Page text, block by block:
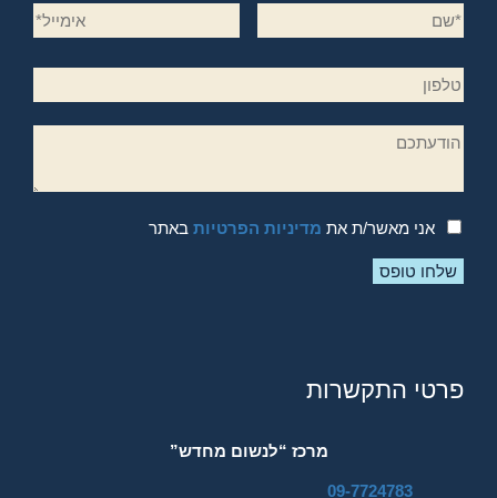
אני מאשר/ת אתמדיניות הפרטיותבאתר
פרטי התקשרות
מרכז “לנשום מחדש”
09-7724783